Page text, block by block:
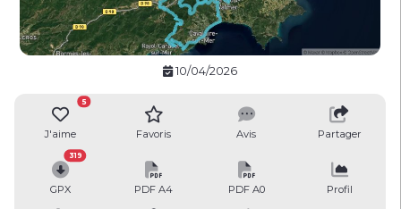
10/04/2026
J'aime
5
Favoris Avis Partager
GPX
319
PDF A4 PDF A0 Profil